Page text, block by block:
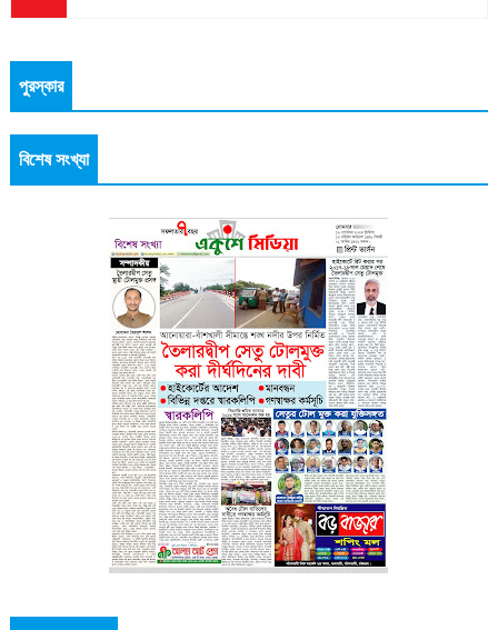
পুরস্কার
বিশেষ সংখ্যা